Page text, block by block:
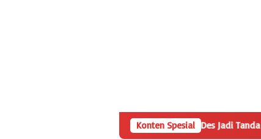
Konten Spesial
Angka Penyertaan Modal BUMDes Jadi Tanda Tanya,